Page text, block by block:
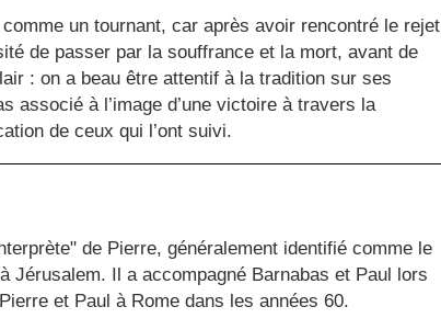
un tournant, car après avoir rencontré le rejet
de passer par la souffrance et la mort, avant de
: on a beau être attentif à la tradition sur ses
associé à l’image d’une victoire à travers la
de ceux qui l’ont suivi.
de Pierre, généralement identifié comme le
Jérusalem. Il a accompagné Barnabas et Paul lors
et Paul à Rome dans les années 60.